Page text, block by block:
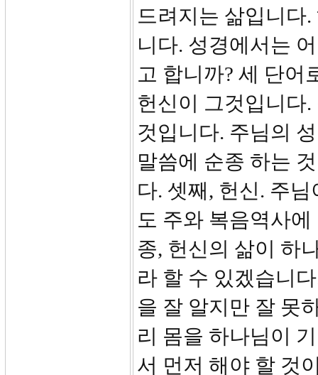
드려지는 삶입니다
니다. 성경에서는
고 합니까? 세 단어
헌신이 그것입니다
것입니다. 주님의
말씀에 순종 하는
다. 셋째, 헌신. 주
도 주와 복음역사
종, 헌신의 삶이 하
라 할 수 있겠습니
을 잘 알지만 잘 못
리 몸을 하나님이
서 먼저 해야 할 것